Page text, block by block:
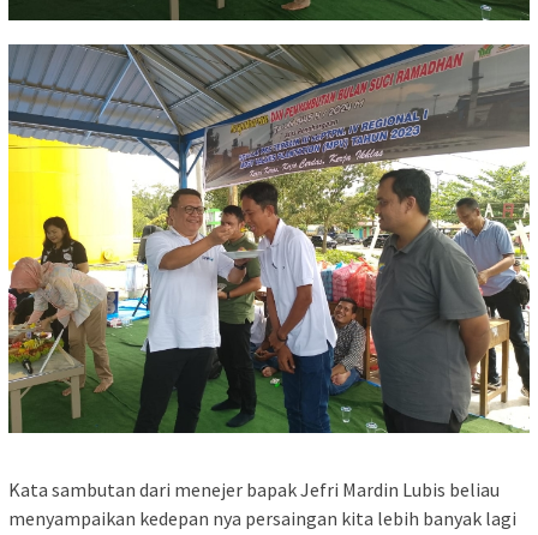
Kata sambutan dari menejer bapak Jefri Mardin Lubis beliau
menyampaikan kedepan nya persaingan kita lebih banyak lagi